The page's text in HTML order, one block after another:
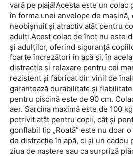
vară pe plajă!Acesta este un colac
în forma unei anvelope de mașină,
neobișnuit și atractiv atât pentru
adulți.Acest colac de înot nu este
și adulților, oferind siguranță
foarte încrezători în apă și, în
distracție și relaxare pentru cei
rezistent și fabricat din vinil de
garantează durabilitate și
pentru piscină este de 90 cm.
aer. Sarcina maximă este de 100
potrivit atât pentru copii, cât și
gonflabil tip „Roată” este nu doar
de distracție în apă, ci și un cadou
ziua de naștere sau ca surpriză